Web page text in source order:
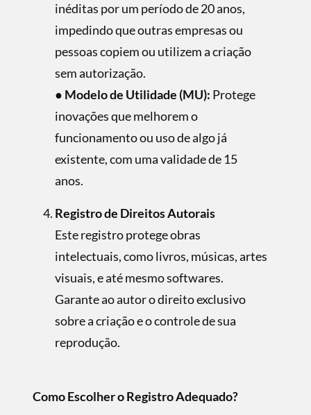
inéditas por um período de 20 anos,
impedindo que outras empresas ou
pessoas copiem ou utilizem a criação
sem autorização.
● Modelo de Utilidade (MU): Protege
inovações que melhorem o
funcionamento ou uso de algo já
existente, com uma validade de 15
anos.
Registro de Direitos Autorais
Este registro protege obras
intelectuais, como livros, músicas, artes
visuais, e até mesmo softwares.
Garante ao autor o direito exclusivo
sobre a criação e o controle de sua
reprodução.
Como Escolher o Registro Adequado?